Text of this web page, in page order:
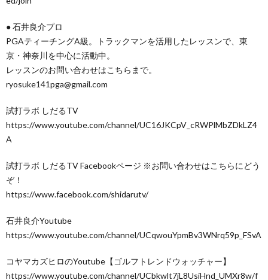
● 石井良介プロ
PGAティーチングA級。トラックマンを活用したレッスンで、東
京・神奈川を中心に活動中。
レッスンのお問い合わせはこちらまで。
ryosuke141pga@gmail.com
試打ラボ しだるTV
https://www.youtube.com/channel/UC16JKCpV_cRWPlMbZDkLZ4
A
試打ラボ しだるTV Facebookページ ※お問い合わせはこちらにどう
ぞ！
https://www.facebook.com/shidarutv/
石井良介Youtube
https://www.youtube.com/channel/UCqwouYpmBv3WNrq59p_FSvA
コヤマカズヒロのYoutube【ゴルフトレンドウォッチャー】
https://www.youtube.com/channel/UCbkwlt7jL8UsiHnd_UMXr8w/f